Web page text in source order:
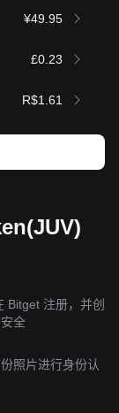
¥49.95
£0.23
R$1.61
Bitget 注册，并创
全
照片进行身份认